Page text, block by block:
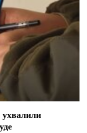
ухвалили